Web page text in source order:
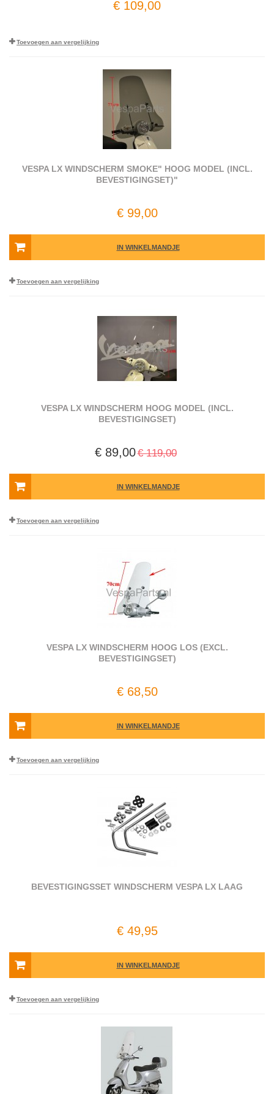
€ 109,00
Toevoegen aan vergelijking
VESPA LX WINDSCHERM SMOKE" HOOG MODEL (INCL.
BEVESTIGINGSET)"
€ 99,00
IN WINKELMANDJE
Toevoegen aan vergelijking
VESPA LX WINDSCHERM HOOG MODEL (INCL.
BEVESTIGINGSET)
€ 89,00€ 119,00
IN WINKELMANDJE
Toevoegen aan vergelijking
VESPA LX WINDSCHERM HOOG LOS (EXCL.
BEVESTIGINGSET)
€ 68,50
IN WINKELMANDJE
Toevoegen aan vergelijking
BEVESTIGINGSSET WINDSCHERM VESPA LX LAAG
€ 49,95
IN WINKELMANDJE
Toevoegen aan vergelijking